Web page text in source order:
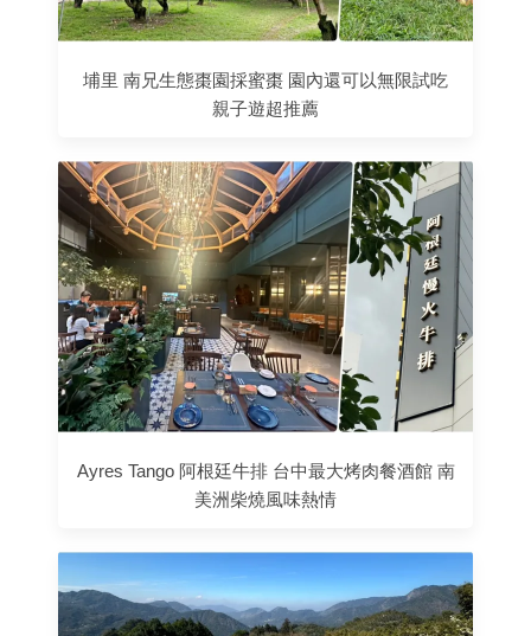
埔里 南兄生態棗園採蜜棗 園內還可以無限試吃
親子遊超推薦
Ayres Tango 阿根廷牛排 台中最大烤肉餐酒館 南
美洲柴燒風味熱情